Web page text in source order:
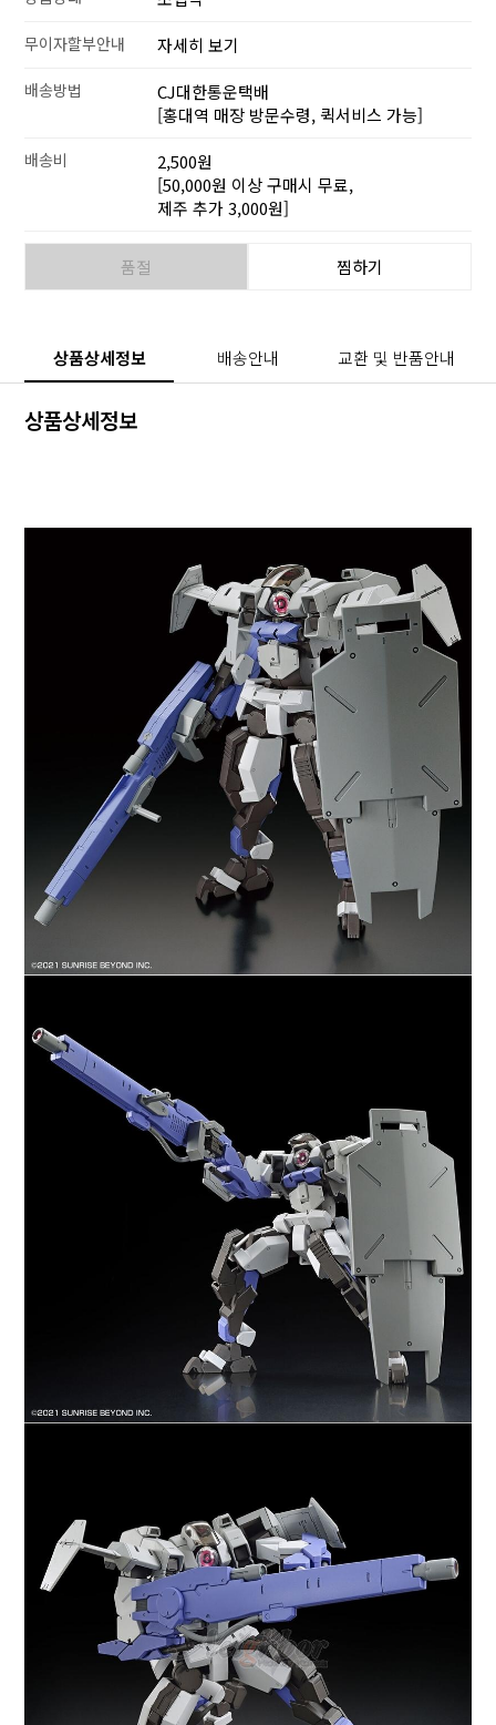
무이자할부안내 자세히 보기
배송방법
CJ대한통운택배
[홍대역 매장 방문수령, 퀵서비스 가능]
배송비
2,500원
[50,000원 이상 구매시 무료,
제주 추가 3,000원]
품절 찜하기
상품상세정보 배송안내 교환 및 반품안내
상품상세정보